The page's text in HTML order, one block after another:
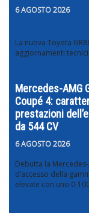
6 AGOSTO 2026
La nuova Toyota
aggiornamenti
Mercedes-AMG
Coupé 4:
prestazioni
da 544 CV
6 AGOSTO 2026
Debutta la
d’accesso della
elevate con uno 0-